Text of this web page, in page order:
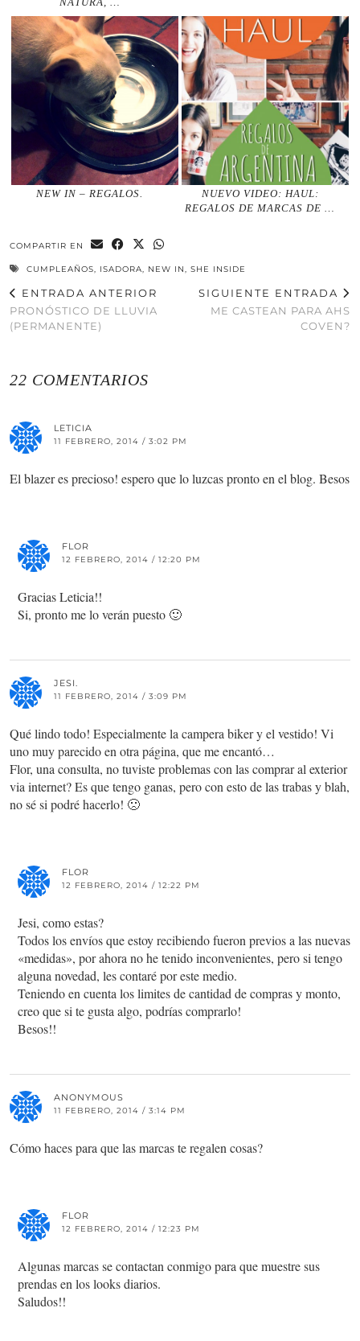
NEW IN – REGALOS.
NUEVO VIDEO: HAUL:
REGALOS DE MARCAS DE …
COMPARTIR EN
CUMPLEAÑOS, ISADORA, NEW IN, SHE INSIDE
ENTRADA ANTERIOR
PRONÓSTICO DE LLUVIA
(PERMANENTE)
SIGUIENTE ENTRADA
ME CASTEAN PARA AHS
COVEN?
22 COMENTARIOS
LETICIA
11 FEBRERO, 2014 / 3:02 PM
El blazer es precioso! espero que lo luzcas pronto en el blog. Besos
FLOR
12 FEBRERO, 2014 / 12:20 PM
Gracias Leticia!!
Si, pronto me lo verán puesto 🙂
JESI.
11 FEBRERO, 2014 / 3:09 PM
Qué lindo todo! Especialmente la campera biker y el vestido! Vi
uno muy parecido en otra página, que me encantó…
Flor, una consulta, no tuviste problemas con las comprar al exterior
via internet? Es que tengo ganas, pero con esto de las trabas y blah,
no sé si podré hacerlo! 🙁
FLOR
12 FEBRERO, 2014 / 12:22 PM
Jesi, como estas?
Todos los envíos que estoy recibiendo fueron previos a las nuevas
«medidas», por ahora no he tenido inconvenientes, pero si tengo
alguna novedad, les contaré por este medio.
Teniendo en cuenta los limites de cantidad de compras y monto,
creo que si te gusta algo, podrías comprarlo!
Besos!!
ANONYMOUS
11 FEBRERO, 2014 / 3:14 PM
Cómo haces para que las marcas te regalen cosas?
FLOR
12 FEBRERO, 2014 / 12:23 PM
Algunas marcas se contactan conmigo para que muestre sus
prendas en los looks diarios.
Saludos!!